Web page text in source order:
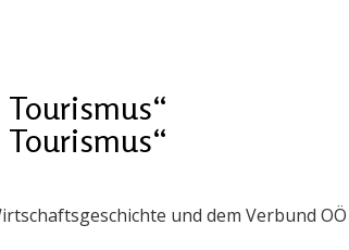
und dem Verbund